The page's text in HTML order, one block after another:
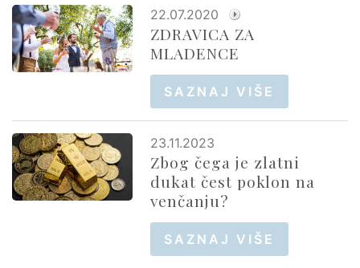
22.07.2020
ZDRAVICA ZA
MLADENCE
SAZNAJ VIŠE
23.11.2023
Zbog čega je zlatni
dukat čest poklon na
venčanju?
SAZNAJ VIŠE